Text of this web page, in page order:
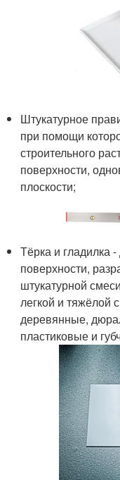
Штукатурное
при помощи
строительного
поверхности,
плоскости;
Тёрка и гладилка
поверхности,
штукатурной
легкой и тяжёлой
деревянные,
пластиковые и